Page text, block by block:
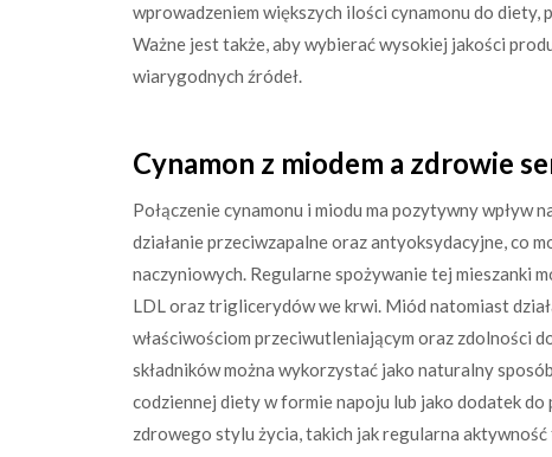
wprowadzeniem większych ilości cynamonu do diety,
Ważne jest także, aby wybierać wysokiej jakości
wiarygodnych źródeł.
Cynamon z miodem a zdrowie
Połączenie cynamonu i miodu ma pozytywny wpływ
działanie przeciwzapalne oraz antyoksydacyjne, co
naczyniowych. Regularne spożywanie tej mieszanki
LDL oraz triglicerydów we krwi. Miód natomiast
właściwościom przeciwutleniającym oraz zdolności
składników można wykorzystać jako naturalny
codziennej diety w formie napoju lub jako dodatek
zdrowego stylu życia, takich jak regularna